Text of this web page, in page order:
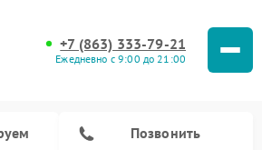
+7 (863) 333-79-21
Ежедневно с 9:00 до 21:00
Позвонить